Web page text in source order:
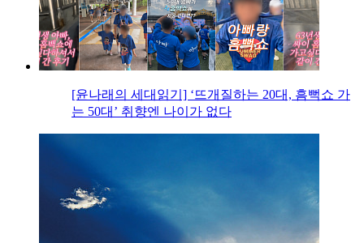
[윤나래의 세대읽기] ‘뜨개질하는 20대, 흠뻑쇼 가
는 50대’ 취향엔 나이가 없다